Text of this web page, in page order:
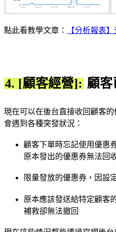
點此看教學文章： 【分析報表
4. [顧客經營]: 顧客
現在可以在後台直接收回顧客
會遇到各種突發狀況：
顧客下單時忘記使用優惠
原本發出的優惠券無法回
限量發放的優惠券，因設
原本應該發送給特定顧客
補救卻無法撤回